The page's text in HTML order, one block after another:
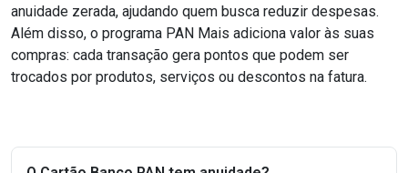
anuidade zerada, ajudando quem busca reduzir despesas.
Além disso, o programa PAN Mais adiciona valor às suas
compras: cada transação gera pontos que podem ser
trocados por produtos, serviços ou descontos na fatura.